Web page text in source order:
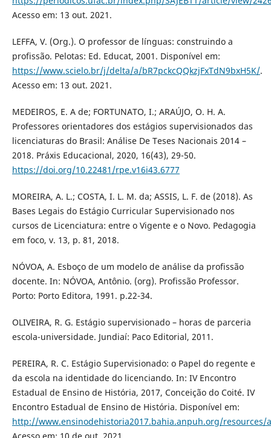
Acesso em: 13 out. 2021.
LEFFA, V. (Org.). O professor de línguas: construindo a
profissão. Pelotas: Ed. Educat, 2001. Disponível em:
https://www.scielo.br/j/delta/a/bR7pckcQQkzjFxTdN9bxH5K/.
Acesso em: 13 out. 2021.
MEDEIROS, E. A de; FORTUNATO, I.; ARAÚJO, O. H. A.
Professores orientadores dos estágios supervisionados das
licenciaturas do Brasil: Análise De Teses Nacionais 2014 –
2018. Práxis Educacional, 2020, 16(43), 29-50.
https://doi.org/10.22481/rpe.v16i43.6777
MOREIRA, A. L.; COSTA, I. L. M. da; ASSIS, L. F. de (2018). As
Bases Legais do Estágio Curricular Supervisionado nos
cursos de Licenciatura: entre o Vigente e o Novo. Pedagogia
em foco, v. 13, p. 81, 2018.
NÓVOA, A. Esboço de um modelo de análise da profissão
docente. In: NÓVOA, Antônio. (org). Profissão Professor.
Porto: Porto Editora, 1991. p.22-34.
OLIVEIRA, R. G. Estágio supervisionado – horas de parceria
escola-universidade. Jundiaí: Paco Editorial, 2011.
PEREIRA, R. C. Estágio Supervisionado: o Papel do regente e
da escola na identidade do licenciando. In: IV Encontro
Estadual de Ensino de História, 2017, Conceição do Coité. IV
Encontro Estadual de Ensino de História. Disponível em:
http://www.ensinodehistoria2017.bahia.anpuh.org/resources/